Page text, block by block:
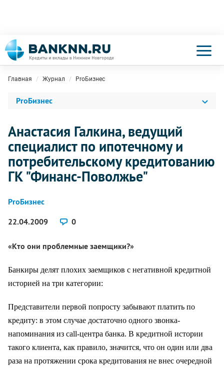
Главная Журнал ProБизнес
ProБизнес
Анастасия Галкина, ведущий
специалист по ипотечному и
потребительскому кредитованию
ГК "Финанс-Поволжье"
ProБизнес
22.04.2009
0
«Кто они проблемные заемщики?»
Банкиры делят плохих заемщиков с негативной кредитной
историей на три категории:
Представители первой попросту забывают платить по
кредиту: в этом случае достаточно одного звонка-
напоминания из cаll-центра банка. В кредитной истории
такого клиента, как правило, значится, что он один или два
раза на протяжении срока кредитования не внес очередной